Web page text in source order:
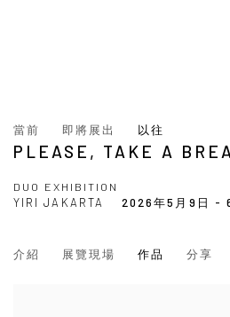
當前 即將展出 以往
PLEASE, TAKE A
DUO EXHIBITION
2026年5月9日 -
YIRI JAKARTA
介紹 展覽現場 作品 分享